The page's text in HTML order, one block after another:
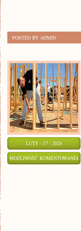
POSTED BY ADMIN
LUTY - 17 - 2026
MOŻLIWOŚĆ KOMENTOWANIA